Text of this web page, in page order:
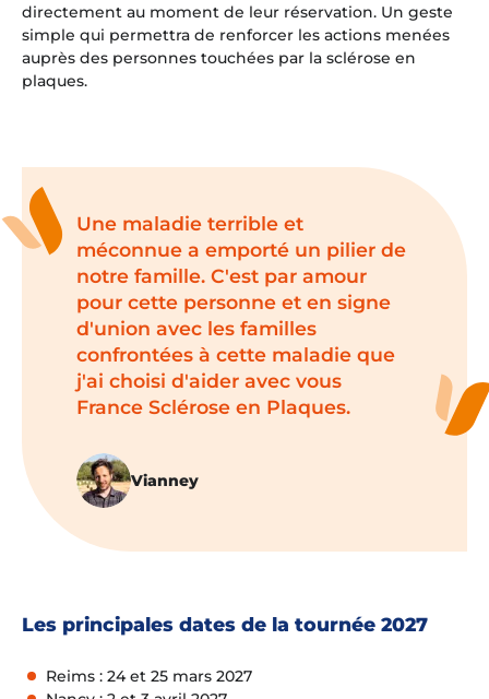
directement au moment de leur réservation. Un geste
simple qui permettra de renforcer les actions menées
auprès des personnes touchées par la sclérose en
plaques.
Une maladie terrible et
méconnue a emporté un pilier de
notre famille. C'est par amour
pour cette personne et en signe
d'union avec les familles
confrontées à cette maladie que
j'ai choisi d'aider avec vous
France Sclérose en Plaques.
Vianney
Les principales dates de la tournée 2027
Reims : 24 et 25 mars 2027